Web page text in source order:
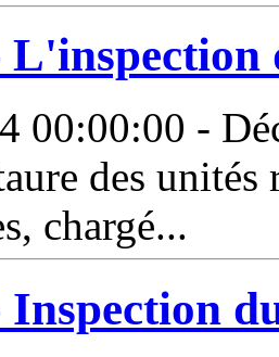
L'inspection
00:00:00 -
des unités
chargé...
Inspection